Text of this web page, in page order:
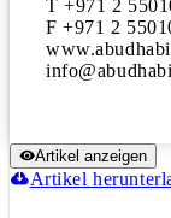
T +971 2
F +971 2
Artikel anzeigen
Artikel